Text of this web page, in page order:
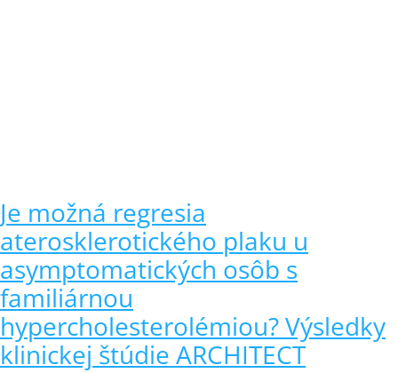
Je možná regresia
aterosklerotického plaku u
asymptomatických osôb s
familiárnou
hypercholesterolémiou? Výsledky
klinickej štúdie ARCHITECT